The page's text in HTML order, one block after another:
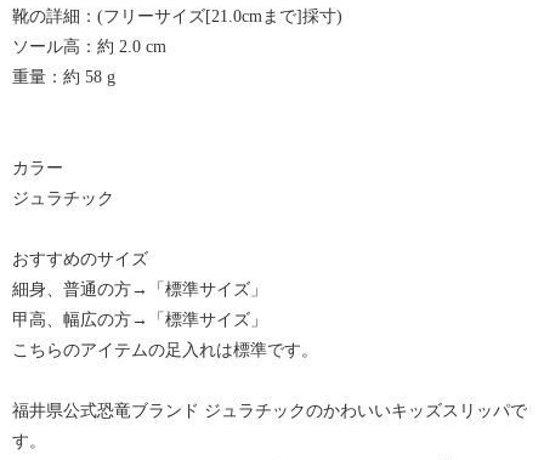
靴の詳細：(フリーサイズ[21.0cmまで]採寸)
ソール高：約 2.0 cm
重量：約 58 g
カラー
ジュラチック
おすすめのサイズ
細身、普通の方→「標準サイズ」
甲高、幅広の方→「標準サイズ」
こちらのアイテムの足入れは標準です。
福井県公式恐竜ブランド ジュラチックのかわいいキッズスリッパで
す。